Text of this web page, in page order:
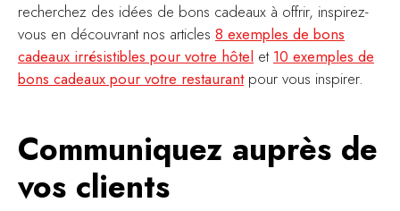
recherchez des idées de bons cadeaux à offrir, inspirez-
vous en découvrant nos articles 8 exemples de bons
cadeaux irrésistibles pour votre hôtel et 10 exemples de
bons cadeaux pour votre restaurantpour vous inspirer.
Communiquez auprès de
vos clients